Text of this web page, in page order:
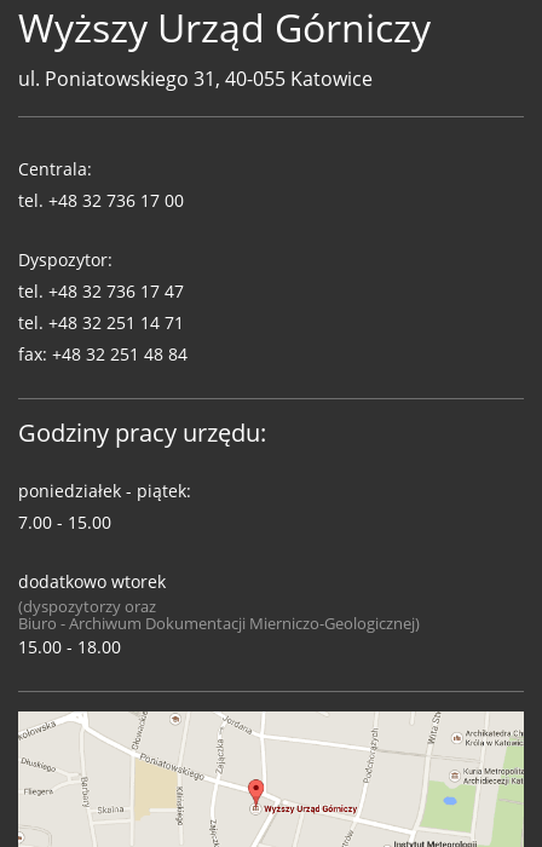
Wyższy Urząd Górniczy
ul. Poniatowskiego 31, 40-055 Katowice
WUG
Centrala:
tel. +48 32 736 17 00
Dyspozytor:
tel. +48 32 736 17 47
tel. +48 32 251 14 71
fax: +48 32 251 48 84
Godziny pracy urzędu:
poniedziałek - piątek:
7.00 - 15.00
dodatkowo wtorek
(dyspozytorzy oraz
Biuro - Archiwum Dokumentacji Mierniczo-Geologicznej)
15.00 - 18.00